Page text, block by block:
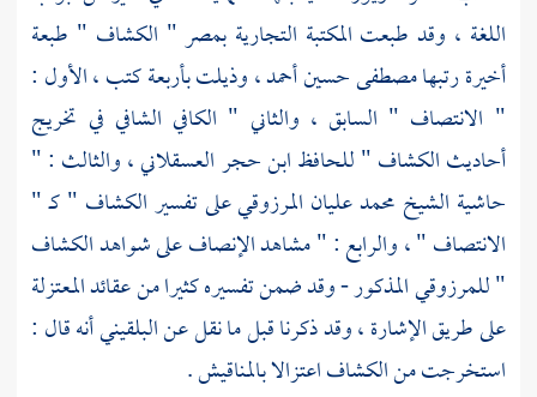
اللغة ، وقد طبعت المكتبة التجارية بمصر" الكشاف " طبعة
أخيرة رتبهامصطفى حسين أحمد، وذيلت بأربعة كتب ، الأول :
" الانتصاف " السابق ، والثاني " الكافي الشافي في تخريج
أحاديث الكشاف "للحافظ ابن حجر العسقلاني، والثالث : "
حاشية الشيخ محمد عليان المرزوقيعلى تفسير الكشاف " كـ "
الانتصاف " ، والرابع : " مشاهد الإنصاف على شواهد الكشاف
"للمرزوقيالمذكور - وقد ضمن تفسيره كثيرا من عقائدالمعتزلة
على طريق الإشارة ، وقد ذكرنا قبل ما نقل عنالبلقينيأنه قال :
استخرجت من الكشاف اعتزالا بالمناقيش .